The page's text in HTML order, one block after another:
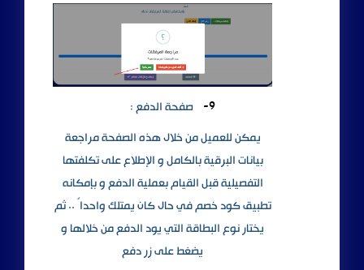
9-
صفحة الدفع :
يمكن للعميل من خلال هذه الصفحة مراجعة
بيانات البرقية بالكامل و الإطلاع على تكلفتها
التفصيلية قبل القيام بعملية الدفع و بإمكانه
تطبيق كود خصم في حال كان يمتلك واحدا ً .. ثم
يختار نوع البطاقة التي يود الدفع من خلالها و
يضغط على زر دفع